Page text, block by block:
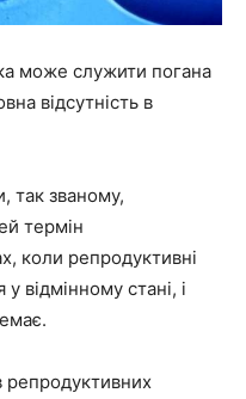
може служити погана
відсутність в
так званому,
термін
коли репродуктивні
відмінному стані, і
репродуктивних